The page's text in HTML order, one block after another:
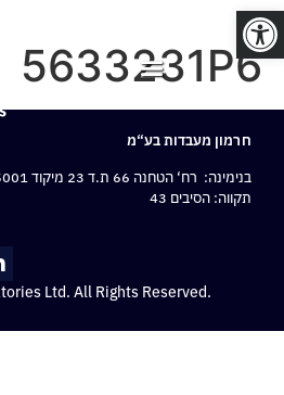
פתח סרגל נגישות
5633231P6
חרמון מעבדות בע“מ
בנימינה: רח‘ הטחנה 66 ת.ד 23 מיקוד 3055001,
תקווה: הסיבים 43
Ltd. All Rights Reserved.